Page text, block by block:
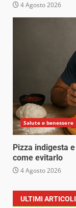
4 Agosto 2026
Salute e benessere
Pizza indigesta
come evitarlo
4 Agosto 2026
ULTIMI ARTICOLI